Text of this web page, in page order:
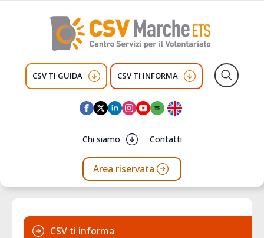
CSV TI GUIDA CSV TI INFORMA
Chi siamo Contatti
Area riservata
CSV ti informa